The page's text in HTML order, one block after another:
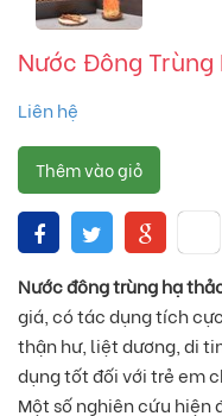
Nước Đông Trùng
Liên hệ
Thêm vào giỏ
Nước đông trùng hạ
giá, có tác dụng tích
thận hư, liệt dương, di
dụng tốt đối với trẻ em
Một số nghiên cứu hiện